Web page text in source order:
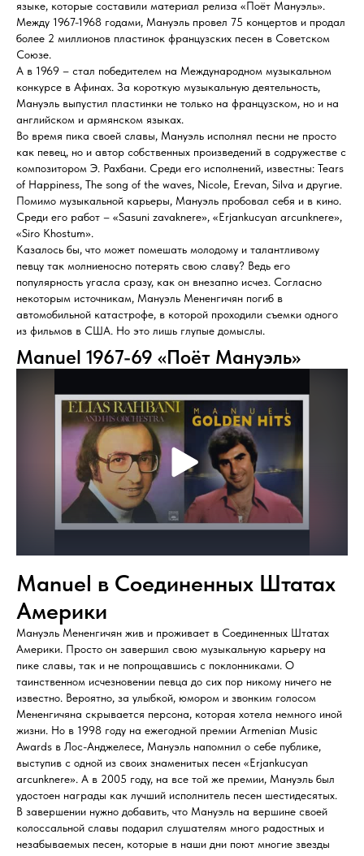
языке, которые составили материал релиза «Поёт Мануэль».
Между 1967-1968 годами, Мануэль провел 75 концертов и продал
более 2 миллионов пластинок французских песен в Советском
Союзе.
А в 1969 – стал победителем на Международном музыкальном
конкурсе в Афинах. За короткую музыкальную деятельность,
Мануэль выпустил пластинки не только на французском, но и на
английском и армянском языках.
Во время пика своей славы, Мануэль исполнял песни не просто
как певец, но и автор собственных произведений в содружестве с
композитором Э. Рахбани. Среди его исполнений, известны: Tears
of Happiness, The song of the waves, Nicole, Erevan, Silva и другие.
Помимо музыкальной карьеры, Мануэль пробовал себя и в кино.
Среди его работ – «Sasuni zavaknere», «Erjankucyan arcunknere»,
«Siro Khostum».
Казалось бы, что может помешать молодому и талантливому
певцу так молниеносно потерять свою славу? Ведь его
популярность угасла сразу, как он внезапно исчез. Согласно
некоторым источникам, Мануэль Мененгичян погиб в
автомобильной катастрофе, в которой проходили съемки одного
из фильмов в США. Но это лишь глупые домыслы.
Manuel 1967-69 «Поёт Мануэль»
Manuel в Соединенных Штатах
Америки
Мануэль Мененгичян жив и проживает в Соединенных Штатах
Америки. Просто он завершил свою музыкальную карьеру на
пике славы, так и не попрощавшись с поклонниками. О
таинственном исчезновении певца до сих пор никому ничего не
известно. Вероятно, за улыбкой, юмором и звонким голосом
Мененгичяна скрывается персона, которая хотела немного иной
жизни. Но в 1998 году на ежегодной премии Armenian Musiс
Awards в Лос-Анджелесе, Мануэль напомнил о себе публике,
выступив с одной из своих знаменитых песен «Erjankucyan
arcunknere». А в 2005 году, на все той же премии, Мануэль был
удостоен награды как лучший исполнитель песен шестидесятых.
В завершении нужно добавить, что Мануэль на вершине своей
колоссальной славы подарил слушателям много радостных и
незабываемых песен, которые в наши дни поют многие звезды